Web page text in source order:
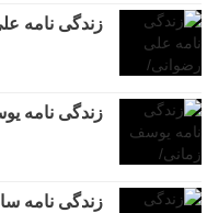
زندگی نامه
زندگی نامه
زندگی نامه